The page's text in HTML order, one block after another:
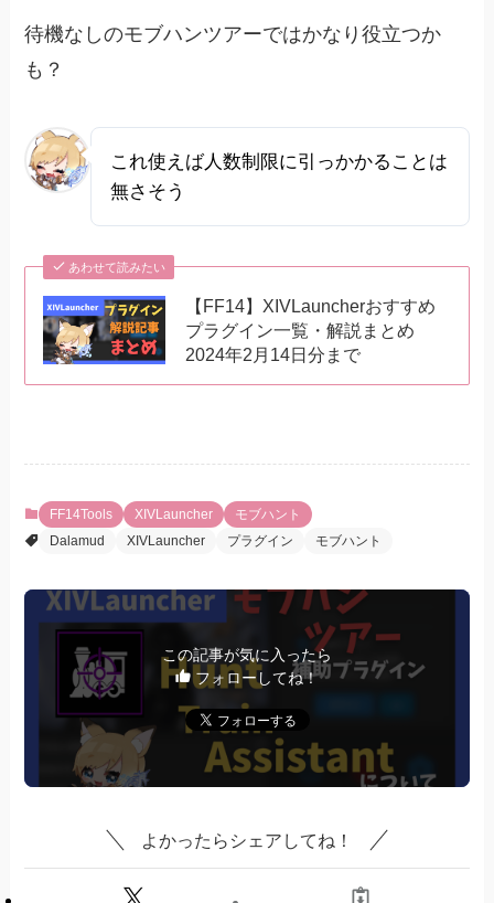
待機なしのモブハンツアーではかなり役立つか
も？
これ使えば人数制限に引っかかることは
無さそう
あわせて読みたい
【FF14】XIVLauncherおすすめ
プラグイン一覧・解説まとめ
2024年2月14日分まで
FF14Tools XIVLauncher
モブハント
Dalamud
XIVLauncher プラグイン モブハント
この記事が気に入ったら
フォローしてね！
よかったらシェアしてね！